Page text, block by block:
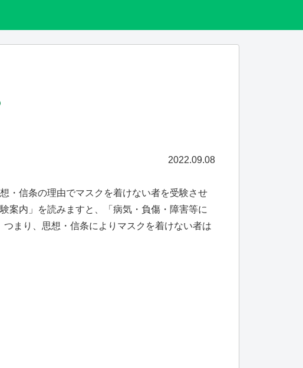
2022.09.08
・信条の理由でマスクを着けない者を受験させ
案内」を読みますと、「病気・負傷・障害等に
まり、思想・信条によりマスクを着けない者は